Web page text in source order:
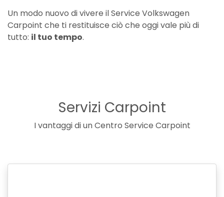
Un modo nuovo di vivere il Service Volkswagen
Carpoint che ti restituisce ciò che oggi vale più di
tutto: il tuo tempo.
Servizi Carpoint
I vantaggi di un Centro Service Carpoint